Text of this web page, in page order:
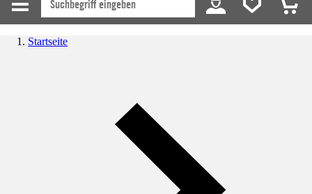
Startseite